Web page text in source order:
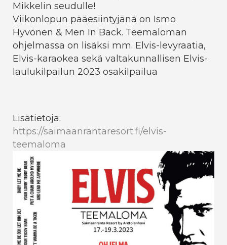
Mikkelin seudulle!
Viikonlopun pääesiintyjänä on Ismo
Hyvönen & Men In Back. Teemaloman
ohjelmassa on lisäksi mm. Elvis-levyraatia,
Elvis-karaokea sekä valtakunnallisen Elvis-
laulukilpailun 2023 osakilpailua
Lisätietoja:
https://saimaanrantaresort.fi/elvis-
teemaloma